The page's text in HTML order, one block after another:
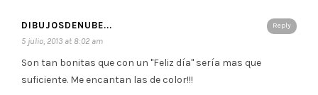
Reply
DIBUJOSDENUBE...
5 julio, 2013 at 8:02 am
Son tan bonitas que con un "Feliz día" sería mas que
suficiente. Me encantan las de color!!!